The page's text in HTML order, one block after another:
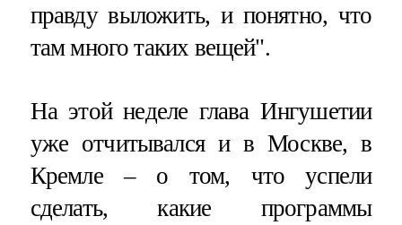
правду выложить, и понятно, что
там много таких вещей".
На этой неделе глава Ингушетии
уже отчитывался и в Москве, в
Кремле – о том, что успели
сделать, какие программы